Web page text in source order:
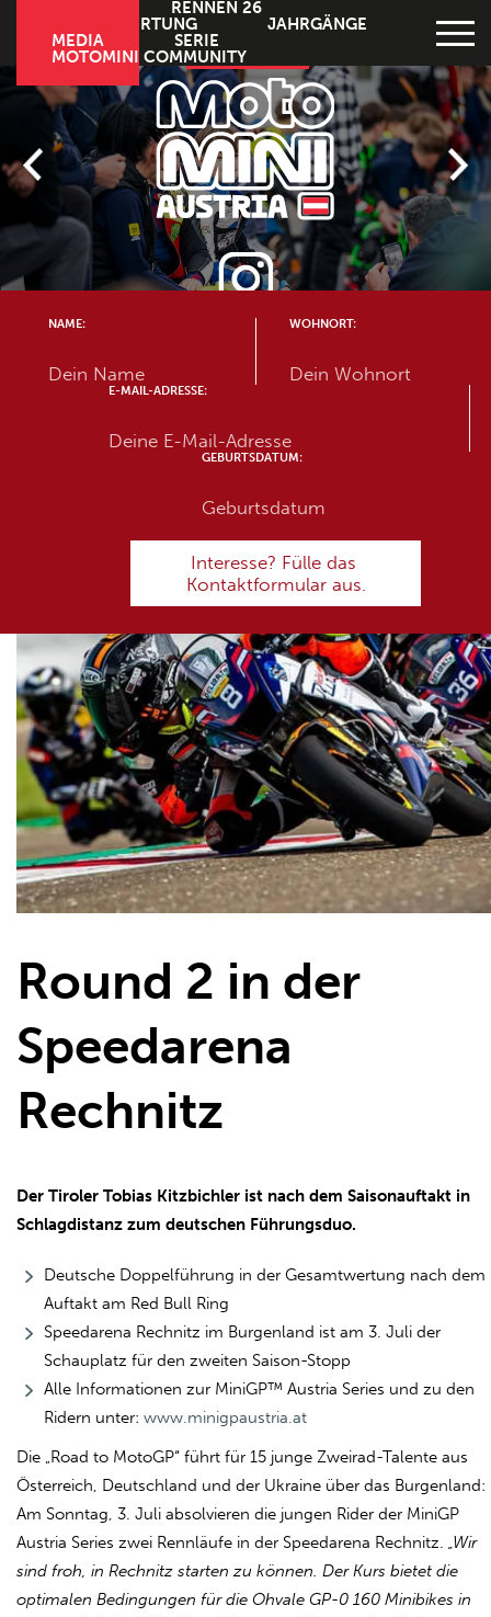
RENNEN 26
JAHRGÄNGE
MEDIA
SERIE
MOTOMINI COMMUNITY
RENNEN 26
FAHRERWERTUNG
JAHRGÄNGE
MEDIA
SERIE
MOTOMINI COMMUNITY
NAME: WOHNORT:
E-MAIL-ADRESSE:
GEBURTSDATUM:
Round 2 in der
Speedarena
Rechnitz
Der Tiroler Tobias Kitzbichler ist nach dem Saisonauftakt in
Schlagdistanz zum deutschen Führungsduo.
Deutsche Doppelführung in der Gesamtwertung nach dem
Auftakt am Red Bull Ring
Speedarena Rechnitz im Burgenland ist am 3. Juli der
Schauplatz für den zweiten Saison-Stopp
Alle Informationen zur MiniGP™ Austria Series und zu den
Ridern unter: www.minigpaustria.at
Die „Road to MotoGP“ führt für 15 junge Zweirad-Talente aus
Österreich, Deutschland und der Ukraine über das Burgenland:
Am Sonntag, 3. Juli absolvieren die jungen Rider der MiniGP
Austria Series zwei Rennläufe in der Speedarena Rechnitz. „Wir
sind froh, in Rechnitz starten zu können. Der Kurs bietet die
optimalen Bedingungen für die Ohvale GP-0 160 Minibikes in